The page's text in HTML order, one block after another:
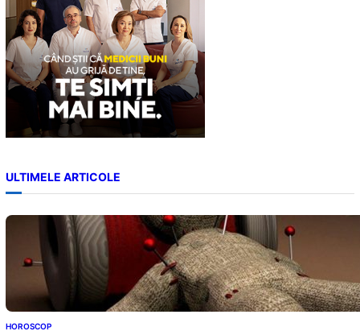
ULTIMELE ARTICOLE
HOROSCOP